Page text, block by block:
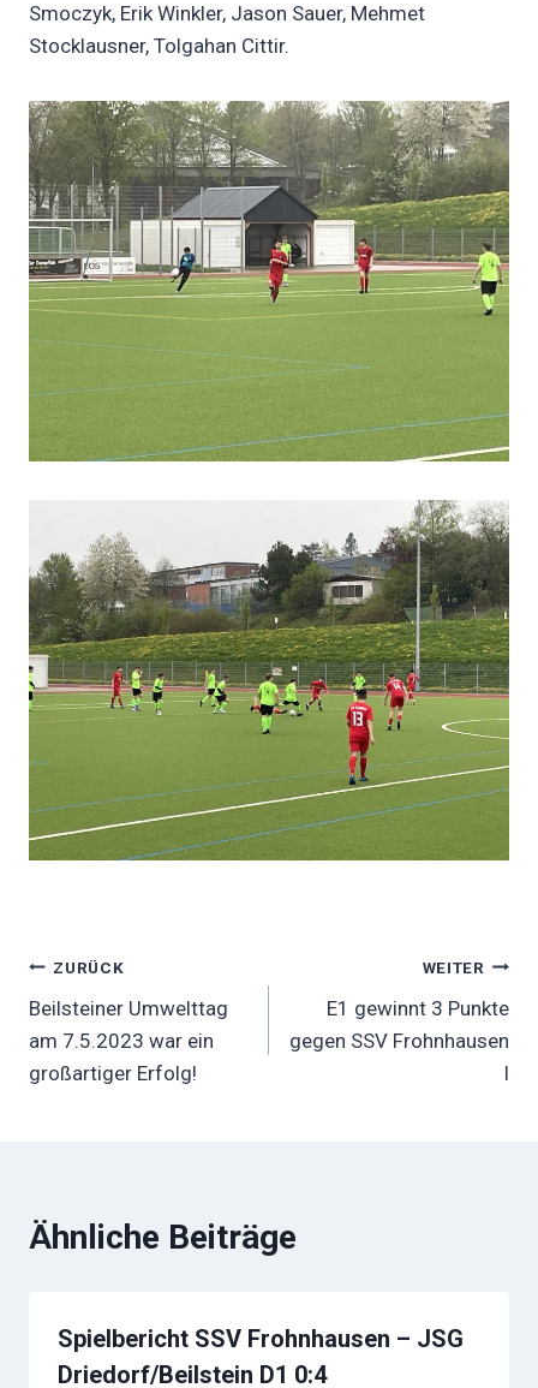
Smoczyk, Erik Winkler, Jason Sauer, Mehmet
Stocklausner, Tolgahan Cittir.
Beitragsnavigation
ZURÜCK
Beilsteiner Umwelttag
am 7.5.2023 war ein
großartiger Erfolg!
WEITER
E1 gewinnt 3 Punkte
gegen SSV Frohnhausen
I
Ähnliche Beiträge
Spielbericht SSV Frohnhausen – JSG
Driedorf/Beilstein D1 0:4